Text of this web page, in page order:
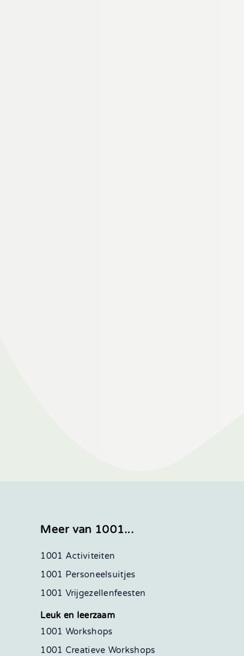
Meer van 1001...
1001 Activiteiten
1001 Personeelsuitjes
1001 Vrijgezellenfeesten
Leuk en leerzaam
1001 Workshops
1001 Creatieve Workshops